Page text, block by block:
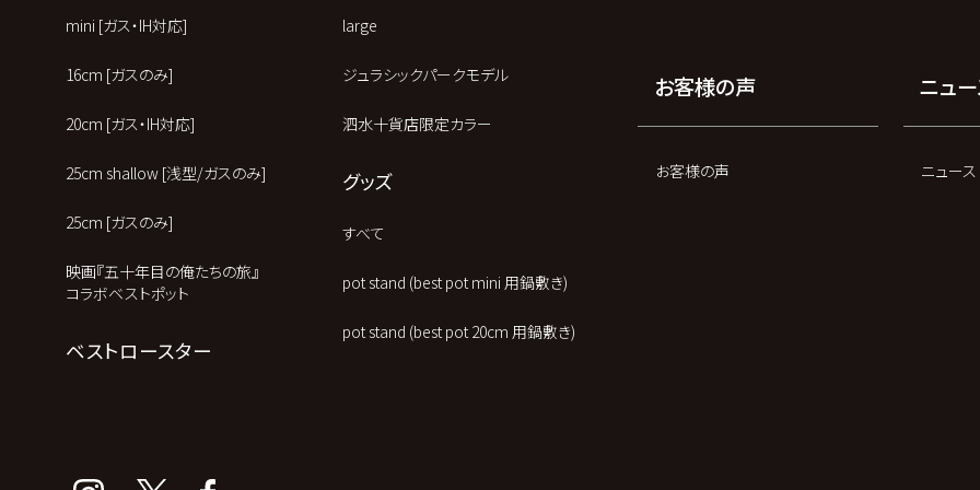
mini [ガス・IH対応]
16cm [ガスのみ]
20cm [ガス・IH対応]
25cm shallow [浅型/ガスのみ]
25cm [ガスのみ]
映画『五十年目の俺たちの旅』
コラボベストポット
ベストロースター
large
ジュラシックパークモデル
泗水十貨店限定カラー
グッズ
すべて
pot stand (best pot mini 用鍋敷き)
pot stand (best pot 20cm 用鍋敷き)
お客様の声
お客様の声
ニュ
ニュース